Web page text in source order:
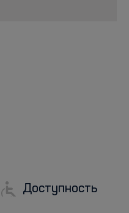
Доступность